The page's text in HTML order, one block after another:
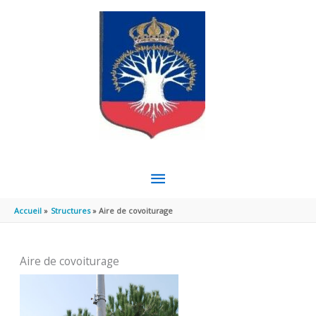
MENU
PRINCIPAL
Accueil Structures Aire de covoiturage
Aire de covoiturage